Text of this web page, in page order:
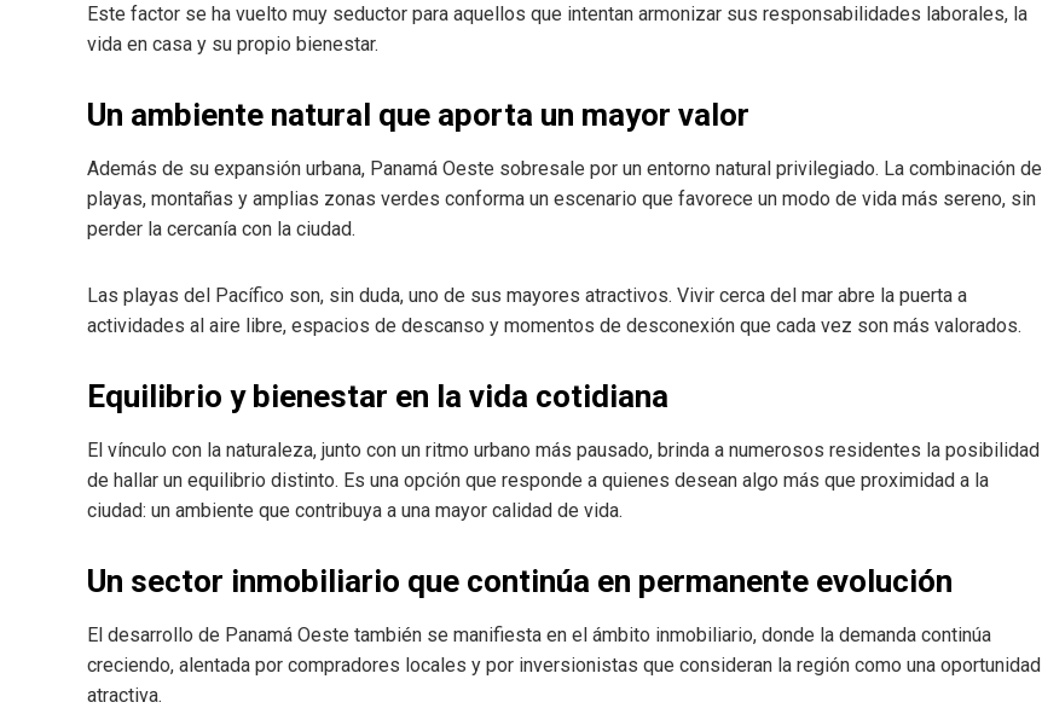
Este factor se ha vuelto muy seductor para aquellos que intentan armonizar sus responsabilidades laborales, la
vida en casa y su propio bienestar.
Un ambiente natural que aporta un mayor valor
Además de su expansión urbana, Panamá Oeste sobresale por un entorno natural privilegiado. La combinación de
playas, montañas y amplias zonas verdes conforma un escenario que favorece un modo de vida más sereno, sin
perder la cercanía con la ciudad.
Las playas del Pacífico son, sin duda, uno de sus mayores atractivos. Vivir cerca del mar abre la puerta a
actividades al aire libre, espacios de descanso y momentos de desconexión que cada vez son más valorados.
Equilibrio y bienestar en la vida cotidiana
El vínculo con la naturaleza, junto con un ritmo urbano más pausado, brinda a numerosos residentes la posibilidad
de hallar un equilibrio distinto. Es una opción que responde a quienes desean algo más que proximidad a la
ciudad: un ambiente que contribuya a una mayor calidad de vida.
Un sector inmobiliario que continúa en permanente evolución
El desarrollo de Panamá Oeste también se manifiesta en el ámbito inmobiliario, donde la demanda continúa
creciendo, alentada por compradores locales y por inversionistas que consideran la región como una oportunidad
atractiva.